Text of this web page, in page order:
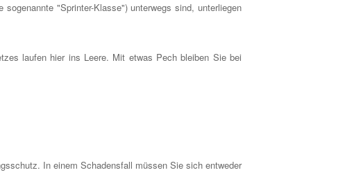
"Sprinter-Klasse") unterwegs sind, unterliegen
laufen hier ins Leere. Mit etwas Pech bleiben Sie bei
In einem Schadensfall müssen Sie sich entweder